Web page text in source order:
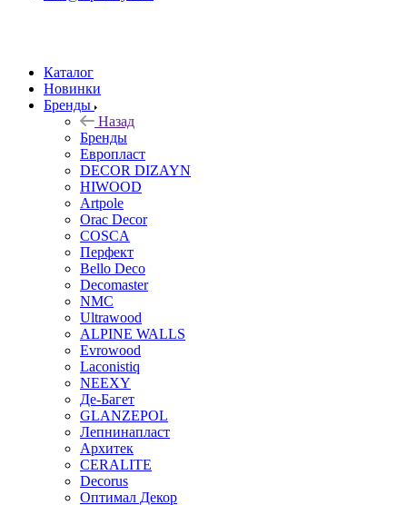
Каталог
Новинки
Бренды
Назад
Бренды
Европласт
DECOR DIZAYN
HIWOOD
Artpole
Orac Decor
COSCA
Перфект
Bello Deco
Decomaster
NMС
Ultrawood
ALPINE WALLS
Evrowood
Laconistiq
NEEXY
Де-Багет
GLANZEPOL
Лепнинапласт
Архитек
CERALITE
Decorus
Оптимал Декор